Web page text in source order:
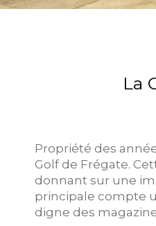
La
Propriété des
Golf de Frégate.
donnant sur une
principale compte
digne des